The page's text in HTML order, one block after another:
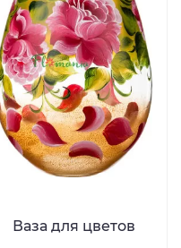
Ваза для цветов